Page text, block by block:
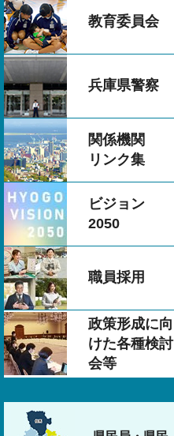
教育委員会
兵庫県警察
関係機関
リンク集
ビジョン
2050
職員採用
政策形成に向
けた各種検討
会等